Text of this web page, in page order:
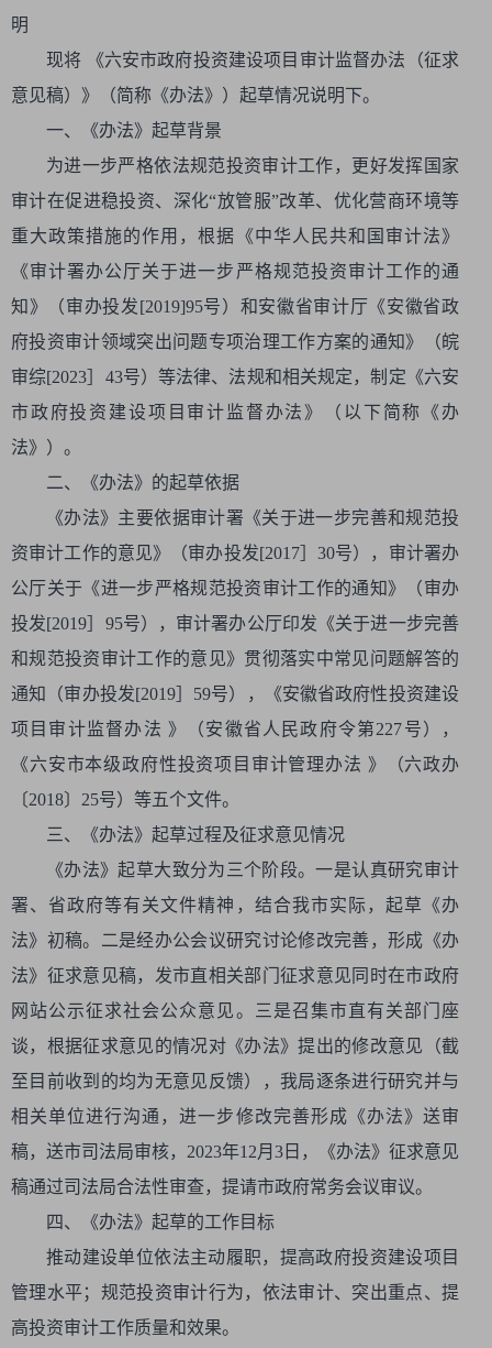
明
现将 《六安市政府投资建设项目审计监督办法（征求
意见稿）》（简称《办法》）起草情况说明下。
一、《办法》起草背景
为进一步严格依法规范投资审计工作，更好发挥国家
审计在促进稳投资、深化“放管服”改革、优化营商环境等
重大政策措施的作用，根据《中华人民共和国审计法》
《审计署办公厅关于进一步严格规范投资审计工作的通
知》（审办投发[2019]95号）和安徽省审计厅《安徽省政
府投资审计领域突出问题专项治理工作方案的通知》（皖
审综[2023］43号）等法律、法规和相关规定，制定《六安
市政府投资建设项目审计监督办法》（以下简称《办
法》）。
二、《办法》的起草依据
《办法》主要依据审计署《关于进一步完善和规范投
资审计工作的意见》（审办投发[2017］30号），审计署办
公厅关于《进一步严格规范投资审计工作的通知》（审办
投发[2019］95号），审计署办公厅印发《关于进一步完善
和规范投资审计工作的意见》贯彻落实中常见问题解答的
通知（审办投发[2019］59号），《安徽省政府性投资建设
项目审计监督办法 》（安徽省人民政府令第227号），
《六安市本级政府性投资项目审计管理办法 》（六政办
〔2018〕25号）等五个文件。
三、《办法》起草过程及征求意见情况
《办法》起草大致分为三个阶段。一是认真研究审计
署、省政府等有关文件精神，结合我市实际，起草《办
法》初稿。二是经办公会议研究讨论修改完善，形成《办
法》征求意见稿，发市直相关部门征求意见同时在市政府
网站公示征求社会公众意见。三是召集市直有关部门座
谈，根据征求意见的情况对《办法》提出的修改意见（截
至目前收到的均为无意见反馈），我局逐条进行研究并与
相关单位进行沟通，进一步修改完善形成《办法》送审
稿，送市司法局审核，2023年12月3日，《办法》征求意见
稿通过司法局合法性审查，提请市政府常务会议审议。
四、《办法》起草的工作目标
推动建设单位依法主动履职，提高政府投资建设项目
管理水平；规范投资审计行为，依法审计、突出重点、提
高投资审计工作质量和效果。